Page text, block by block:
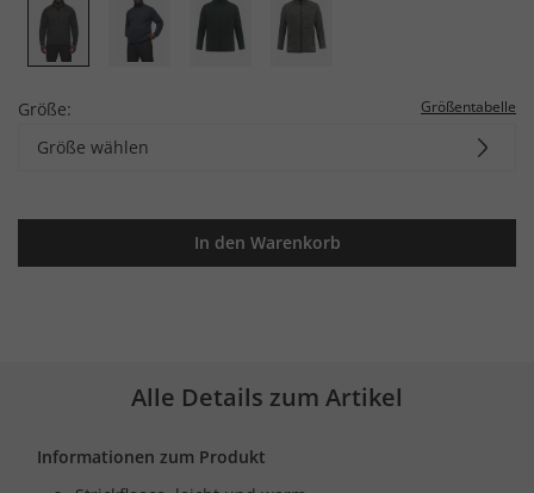
Größe: Größentabelle
Größe wählen
In den Warenkorb
Alle Details zum Artikel
Informationen zum Produkt